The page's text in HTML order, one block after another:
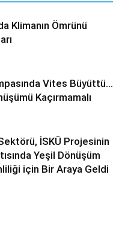
Klimanın Ömrünü
Vites Büyüttü…
Kaçırmamalı
İSKÜ Projesinin
Yeşil Dönüşüm
için Bir Araya Geldi